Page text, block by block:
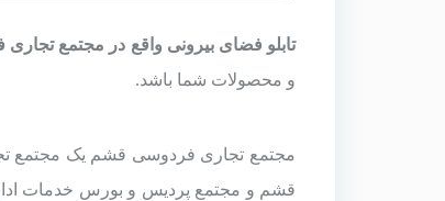
تابلو فضای بیرونی واقع در مجتمع
و محصولات شما باشد.
مجتمع تجاری فردوسی قشم یک مجتمع تجاری، مسکونی اداری است و بیش از
قشم و مجتمع پردیس و بورس خدمات